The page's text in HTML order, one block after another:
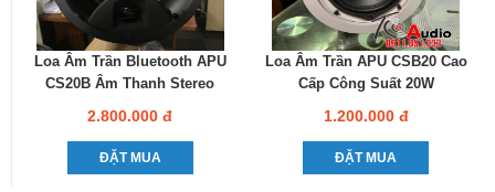
Loa Âm Trần Bluetooth APU
CS20B Âm Thanh Stereo
2.800.000 đ
ĐẶT MUA
Loa Âm Trần APU CSB20 Cao
Cấp Công Suất 20W
1.200.000 đ
ĐẶT MUA